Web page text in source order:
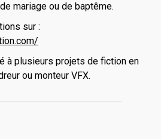
mariage ou de baptême.
sur :
à plusieurs projets de fiction en
ou monteur VFX.